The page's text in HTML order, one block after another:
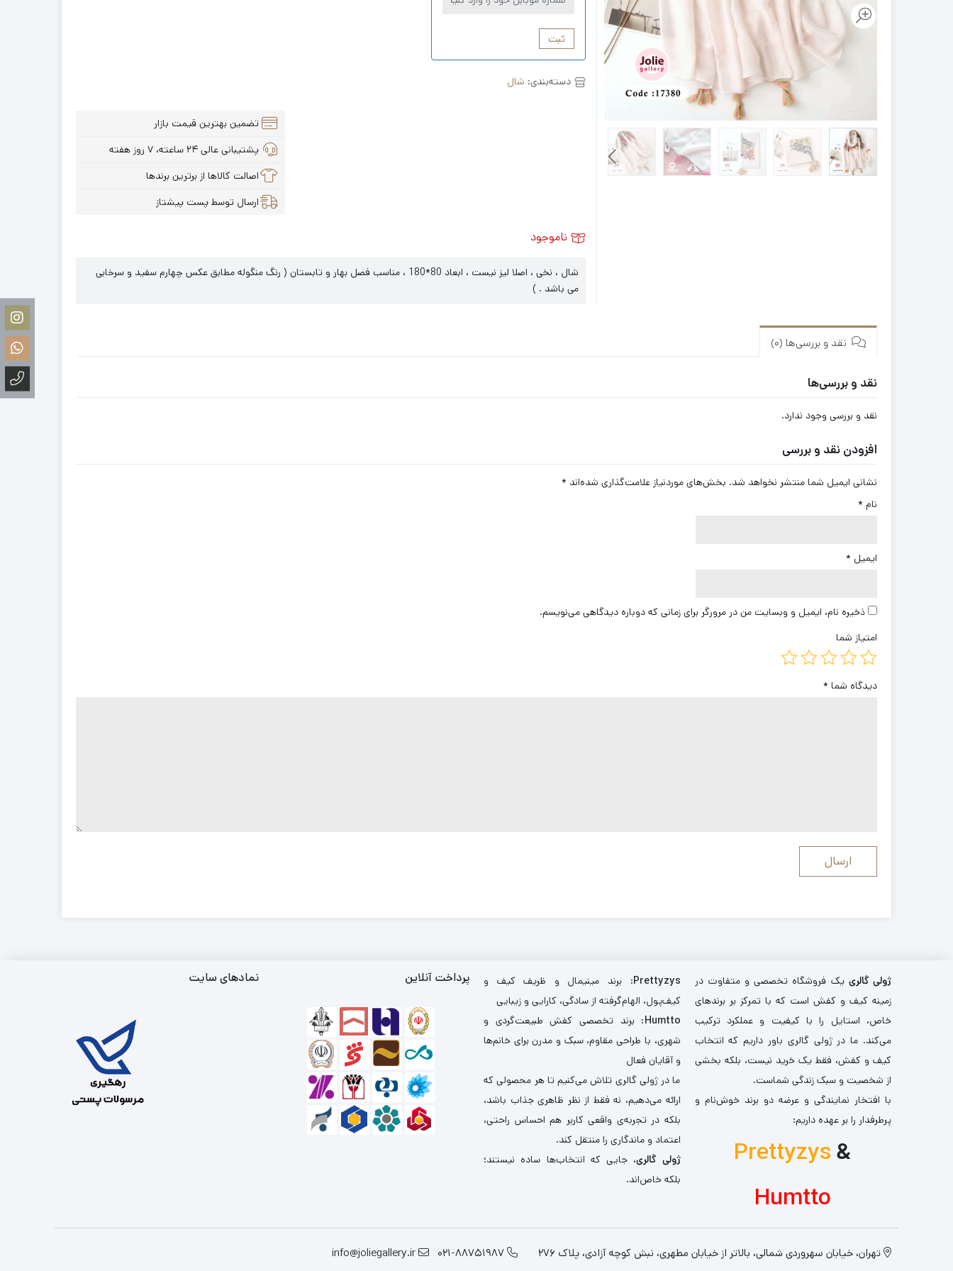
ثبت
دسته‌بندی: شال
تضمین بهترین قیمت بازار
پشتیبانی عالی ۲۴ ساعته، ۷ روز هفته
اصالت کالاها از برترین برندها
ارسال توسط پست پیشتاز
ناموجود
شال ، نخی ، اصلا لیز نیست ، ابعاد 80*180 ، مناسب فصل بهار و تابستان ( رنگ منگوله مطابق عکس چهارم سفید و سرخابی
می باشد . )
نقد و بررسی‌ها (0)
نقد و بررسی‌ها
نقد و بررسی وجود ندارد.
افزودن نقد و بررسی
نشانی ایمیل شما منتشر نخواهد شد. بخش‌های موردنیاز علامت‌گذاری شده‌اند *
نام *
ایمیل *
ذخیره نام، ایمیل و وبسایت من در مرورگر برای زمانی که دوباره دیدگاهی می‌نویسم.
امتیاز شما
دیدگاه شما *
ژولی گالری یک فروشگاه تخصصی و متفاوت در
زمینه کیف و کفش است که با تمرکز بر برندهای
خاص، استایل را با کیفیت و عملکرد ترکیب
می‌کند. ما در ژولی گالری باور داریم که انتخاب
کیف و کفش، فقط یک خرید نیست، بلکه بخشی
از شخصیت و سبک زندگی شماست.
با افتخار نمایندگی و عرضه دو برند خوش‌نام و
پرطرفدار را بر عهده داریم:
Prettyzys&
Humtto
Prettyzys: برند مینیمال و ظریف کیف و
کیف‌پول، الهام‌گرفته از سادگی، کارایی و زیبایی
Humtto: برند تخصصی کفش طبیعت‌گردی و
شهری، با طراحی مقاوم، سبک و مدرن برای خانم‌ها
و آقایان فعال
ما در ژولی گالری تلاش می‌کنیم تا هر محصولی که
ارائه می‌دهیم، نه فقط از نظر ظاهری جذاب باشد،
بلکه در تجربه‌ی واقعی کاربر هم احساس راحتی،
اعتماد و ماندگاری را منتقل کند.
ژولی گالری، جایی که انتخاب‌ها ساده نیستند؛
بلکه خاص‌اند.
پرداخت آنلاین نمادهای سایت
تهران، خیابان سهروردی شمالی، بالاتر از خیابان مطهری، نبش کوچه آزادی، پلاک 276 021-88751987
info@joliegallery.ir